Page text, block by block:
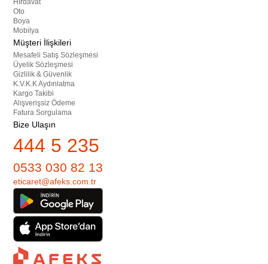
Hırdavat
Oto
Boya
Mobilya
Müşteri İlişkileri
Mesafeli Satış Sözleşmesi
Üyelik Sözleşmesi
Gizlilik & Güvenlik
K.V.K.K Aydınlatma
Kargo Takibi
Alışverişsiz Ödeme
Fatura Sorgulama
Bize Ulaşın
444 5 235
0533 030 82 13
eticaret@afeks.com.tr